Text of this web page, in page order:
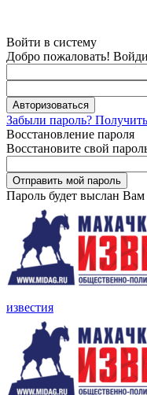
Войти в систему
Добро пожаловать!
Забыли пароль?
Восстановление пароля
Восстановите свой
Пароль будет выслан
известия